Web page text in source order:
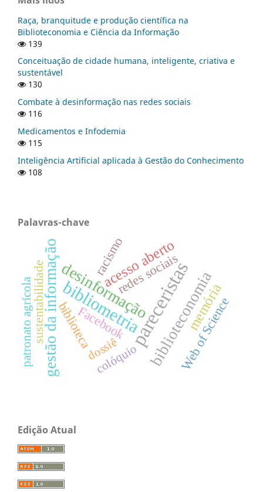
Raça, branquitude e produção científica na
Biblioteconomia e Ciência da Informação
139
Conceituação de cidade humana, inteligente, criativa e
sustentável
130
Combate à desinformação nas redes sociais
116
Medicamentos e Infodemia
115
Inteligência Artificial aplicada à Gestão do Conhecimento
108
Palavras-chave
pareceristas
bibliometria
desinformaçãobiblioteconomia
gestão da informação acesso aberto
memória
Facebook
racismo
biblioteca
sustentabilidade Web of Science
redes sociais
dossiê
colóquio
patronato agrícola
Edição Atual